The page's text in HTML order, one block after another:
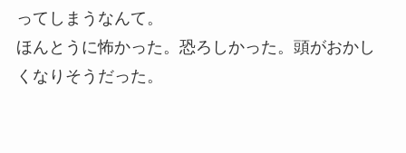
ってしまうなんて。
ほんとうに怖かった。恐ろしかった。頭がおかし
くなりそうだった。